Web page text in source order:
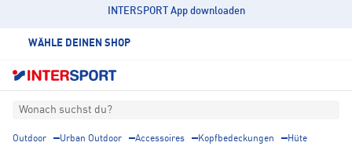
INTERSPORT App downloaden
WÄHLE DEINEN SHOP
Wonach suchst du?
Outdoor Urban Outdoor Accessoires Kopfbedeckungen Hüte